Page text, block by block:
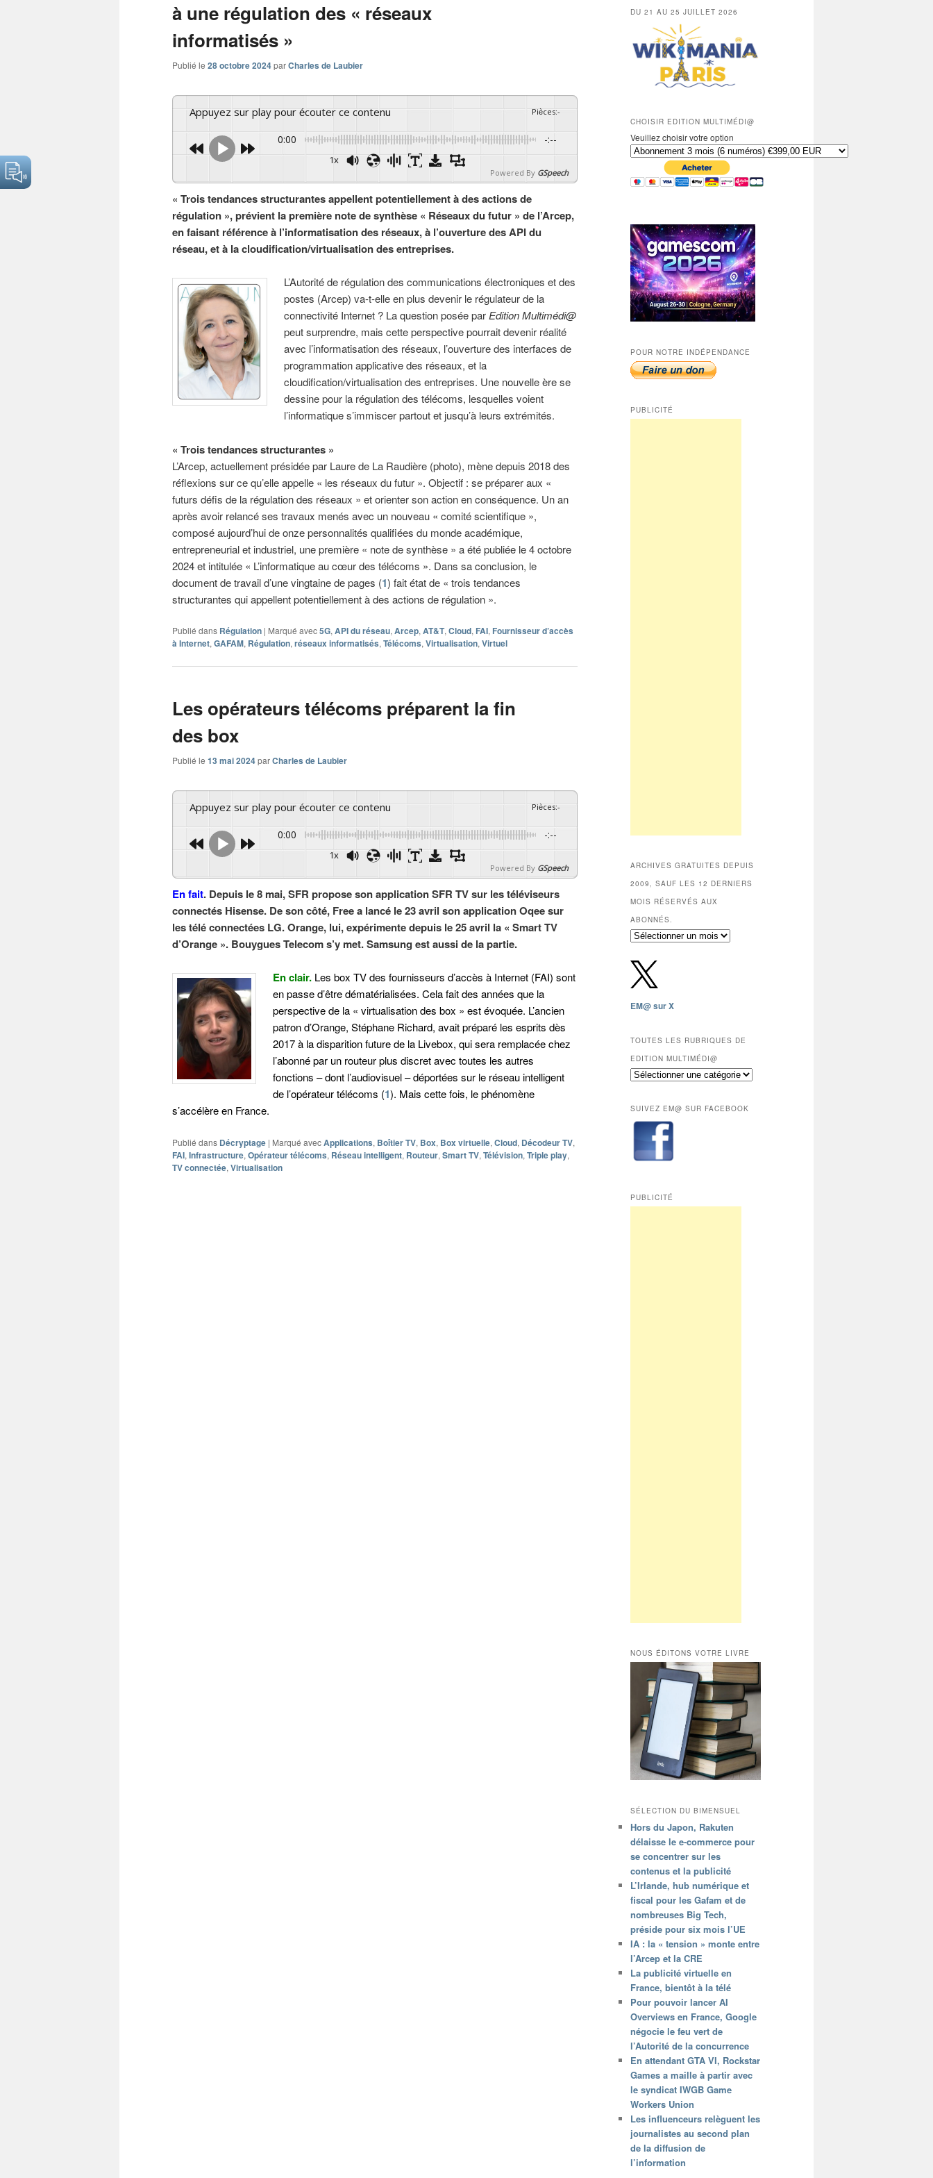
à une régulation des « réseaux
informatisés »
Publié le 28 octobre 2024parCharles de Laubier
Appuyez sur play pour écouter ce contenu Pièces:-
0:00 -:--
1x
Powered By GSpeech
« Trois tendances structurantes appellent potentiellement à des actions de
régulation », prévient la première note de synthèse « Réseaux du futur » de l’Arcep,
en faisant référence à l’informatisation des réseaux, à l’ouverture des API du
réseau, et à la cloudification/virtualisation des entreprises.
L’Autorité de régulation des communications électroniques et des
postes (Arcep) va-t-elle en plus devenir le régulateur de la
connectivité Internet ? La question posée parEdition Multimédi@
peut surprendre, mais cette perspective pourrait devenir réalité
avec l’informatisation des réseaux, l’ouverture des interfaces de
programmation applicative des réseaux, et la
cloudification/virtualisation des entreprises. Une nouvelle ère se
dessine pour la régulation des télécoms, lesquelles voient
l’informatique s’immiscer partout et jusqu’à leurs extrémités.
« Trois tendances structurantes »
L’Arcep, actuellement présidée par Laure de La Raudière (photo), mène depuis 2018 des
réflexions sur ce qu’elle appelle « les réseaux du futur ». Objectif : se préparer aux «
futurs défis de la régulation des réseaux » et orienter son action en conséquence. Un an
après avoir relancé ses travaux menés avec un nouveau « comité scientifique »,
composé aujourd’hui de onze personnalités qualifiées du monde académique,
entrepreneurial et industriel, une première « note de synthèse » a été publiée le 4 octobre
2024 et intitulée « L’informatique au cœur des télécoms ». Dans sa conclusion, le
document de travail d’une vingtaine de pages (1) fait état de « trois tendances
structurantes qui appellent potentiellement à des actions de régulation ».
Publié dans Régulation | Marqué avec5G, API du réseau, Arcep, AT&T, Cloud, FAI, Fournisseur d’accès
à Internet, GAFAM, Régulation, réseaux informatisés, Télécoms, Virtualisation, Virtuel
Les opérateurs télécoms préparent la fin
des box
Publié le 13 mai 2024parCharles de Laubier
Appuyez sur play pour écouter ce contenu Pièces:-
0:00 -:--
1x
Powered By GSpeech
En fait. Depuis le 8 mai, SFR propose son application SFR TV sur les téléviseurs
connectés Hisense. De son côté, Free a lancé le 23 avril son application Oqee sur
les télé connectées LG. Orange, lui, expérimente depuis le 25 avril la « Smart TV
d’Orange ». Bouygues Telecom s’y met. Samsung est aussi de la partie.
En clair. Les box TV des fournisseurs d’accès à Internet (FAI) sont
en passe d’être dématérialisées. Cela fait des années que la
perspective de la « virtualisation des box » est évoquée. L’ancien
patron d’Orange, Stéphane Richard, avait préparé les esprits dès
2017 à la disparition future de la Livebox, qui sera remplacée chez
l’abonné par un routeur plus discret avec toutes les autres
fonctions – dont l’audiovisuel – déportées sur le réseau intelligent
de l’opérateur télécoms (1). Mais cette fois, le phénomène
s’accélère en France.
Publié dans Décryptage | Marqué avecApplications, Boîtier TV, Box, Box virtuelle, Cloud, Décodeur TV,
FAI, Infrastructure, Opérateur télécoms, Réseau intelligent, Routeur, Smart TV, Télévision, Triple play,
TV connectée, Virtualisation
DU 21 AU 25 JUILLET 2026
CHOISIR EDITION MULTIMÉDI@
Veuillez choisir votre option
POUR NOTRE INDÉPENDANCE
PUBLICITÉ
ARCHIVES GRATUITES DEPUIS
2009, SAUF LES 12 DERNIERS
MOIS RÉSERVÉS AUX
ABONNÉS.
Archives
depuis
2009,
sauf
les
mois
réservés
aux
abonnés.
EM@ sur X
TOUTES LES RUBRIQUES DE
EDITION MULTIMÉDI@
Toutes
de
Edition
Multimédi@
SUIVEZ EM@ SUR FACEBOOK
PUBLICITÉ
NOUS ÉDITONS VOTRE LIVRE
SÉLECTION DU BIMENSUEL
Hors du Japon, Rakuten
délaisse le e-commerce pour
se concentrer sur les
contenus et la publicité
L’Irlande, hub numérique et
fiscal pour les Gafam et de
nombreuses Big Tech,
préside pour six mois l’UE
IA : la « tension » monte entre
l’Arcep et la CRE
La publicité virtuelle en
France, bientôt à la télé
Pour pouvoir lancer AI
Overviews en France, Google
négocie le feu vert de
l’Autorité de la concurrence
En attendant GTA VI, Rockstar
Games a maille à partir avec
le syndicat IWGB Game
Workers Union
Les influenceurs relèguent les
journalistes au second plan
de la diffusion de
l’information